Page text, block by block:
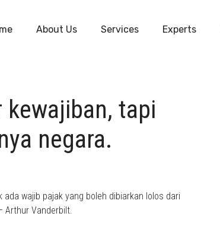
About Us Services Experts
kewajiban, tapi
negara.
wajib pajak yang boleh dibiarkan lolos dari
Arthur Vanderbilt.